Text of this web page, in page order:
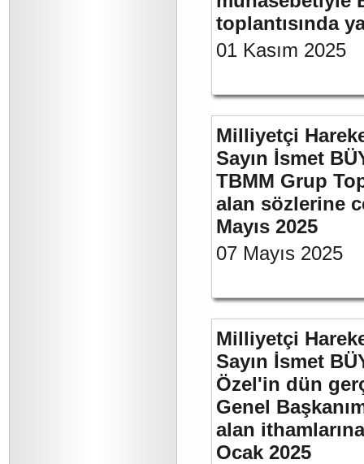
toplantısında
01 Kasım 2025
Milliyetçi
Sayın İsmet
TBMM Grup
alan sözlerine
Mayıs 2025
07 Mayıs 2025
Milliyetçi
Sayın İsmet
Özel'in dün
Genel
alan ithamlarına
Ocak 2025